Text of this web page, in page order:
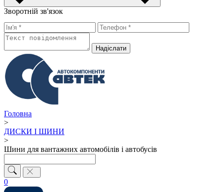
Зворотній зв'язок
Надiслати
Головна
>
ДИСКИ І ШИНИ
>
Шини для вантажних автомобілів і автобусів
0